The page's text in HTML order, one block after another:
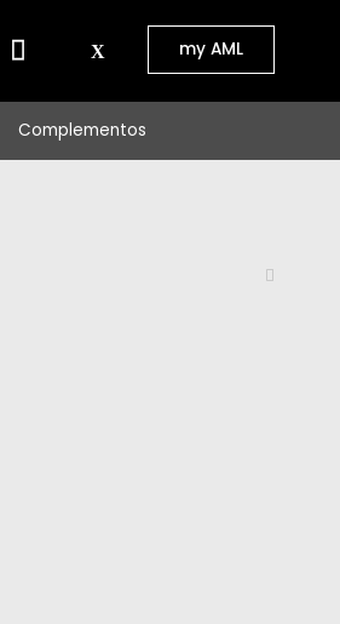
my AML
Complementos